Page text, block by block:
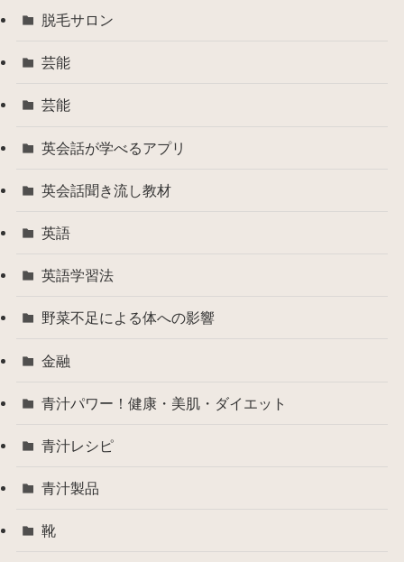
脱毛サロン
芸能
芸能
英会話が学べるアプリ
英会話聞き流し教材
英語
英語学習法
野菜不足による体への影響
金融
青汁パワー！健康・美肌・ダイエット
青汁レシピ
青汁製品
靴